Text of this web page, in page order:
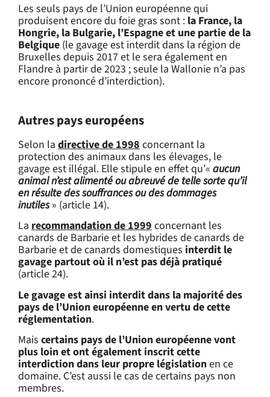
Les seuls pays de l’Union européenne qui
produisent encore du foie gras sont : la France, la
Hongrie, la Bulgarie, l’Espagne et une partie de la
Belgique (le gavage est interdit dans la région de
Bruxelles depuis 2017 et le sera également en
Flandre à partir de 2023 ; seule la Wallonie n’a pas
encore prononcé d’interdiction).
Autres pays européens
Selon la directive de 1998concernant la
protection des animaux dans les élevages, le
gavage est illégal. Elle stipule en effet qu’« aucun
animal n’est alimenté ou abreuvé de telle sorte qu’il
en résulte des souffrances ou des dommages
inutiles» (article 14).
La recommandation de 1999concernant les
canards de Barbarie et les hybrides de canards de
Barbarie et de canards domestiques interdit le
gavage partout où il n’est pas déjà pratiqué
(article 24).
Le gavage est ainsi interdit dans la majorité des
pays de l’Union européenne en vertu de cette
réglementation.
Mais certains pays de l’Union européenne vont
plus loin et ont également inscrit cette
interdiction dans leur propre législationen ce
domaine. C’est aussi le cas de certains pays non
membres.